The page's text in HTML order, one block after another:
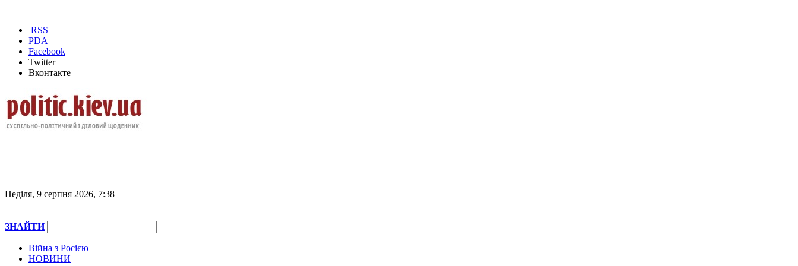
RSS
PDA
Facebook
Twitter
Вконтакте
Неділя, 9 серпня 2026, 7:38
ЗНАЙТИ
Війна з Росією
НОВИНИ